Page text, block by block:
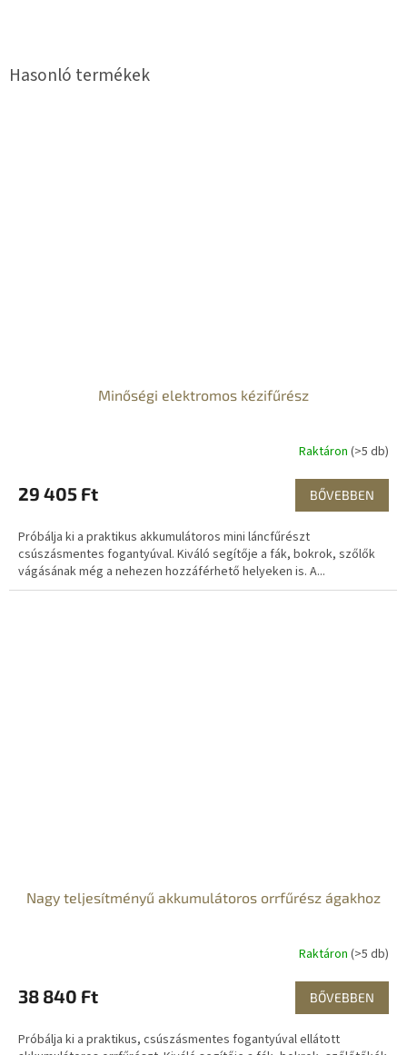
Minőségi elektromos kézifűrész
Raktáron (>5 db)
29 405 Ft BŐVEBBEN
Próbálja ki a praktikus akkumulátoros mini láncfűrészt
csúszásmentes fogantyúval. Kiváló segítője a fák, bokrok, szőlők
vágásának még a nehezen hozzáférhető helyeken is. A...
Nagy teljesítményű akkumulátoros orrfűrész ágakhoz
Raktáron (>5 db)
38 840 Ft BŐVEBBEN
Próbálja ki a praktikus, csúszásmentes fogantyúval ellátott